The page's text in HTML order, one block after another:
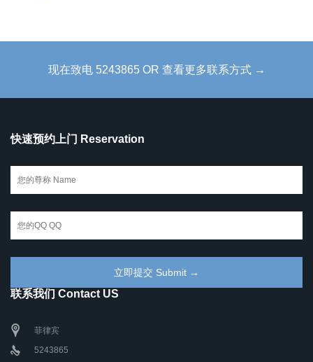
现在致电 5243865 OR 查看更多联系方式 →
快速预约上门 Reservation
联系我们 Contact US
菲律宾
5243865